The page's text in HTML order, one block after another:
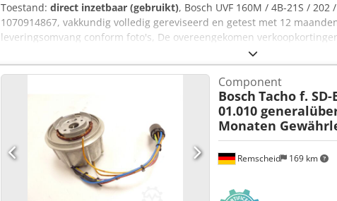
Toestand: direct inzetbaar (gebruikt), Bosch UVF 160M / 4B-21S /
1070914867, vakkundig volledig gereviseerd en getest met 12
leveringsomvang conform foto's, De overeengekomen
artikel. Vraag apart naar de prijs!,LET OP: Vraag apart naar de
kosten voor verpakking en transport dienen apart te worden
Remscheid 169 km
Component
Bosch Tacho f. SD-
01.010
Monaten